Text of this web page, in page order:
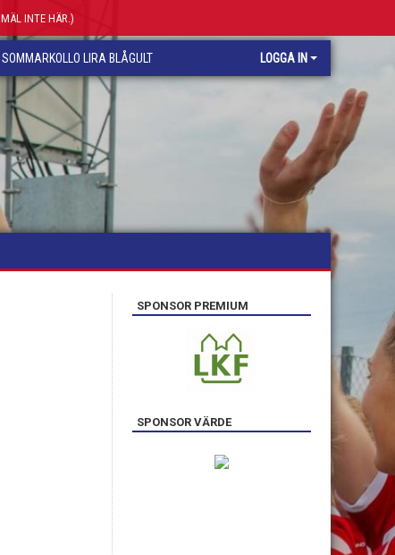
INTE HÄR.)
SOMMARKOLLO LIRA BLÅGULT LOGGA IN
SPONSOR PREMIUM
SPONSOR VÄRDE